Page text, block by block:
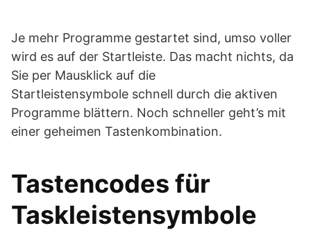
Je mehr Programme gestartet sind, umso voller
wird es auf der Startleiste. Das macht nichts, da
Sie per Mausklick auf die
Startleistensymbole schnell durch die aktiven
Programme blättern. Noch schneller geht’s mit
einer geheimen Tastenkombination.
Tastencodes für
Taskleistensymbole